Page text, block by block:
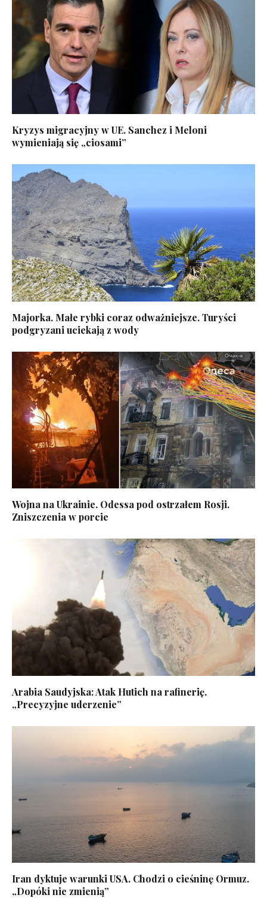
Kryzys migracyjny w UE. Sanchez i Meloni
wymieniają się „ciosami”
Majorka. Małe rybki coraz odważniejsze. Turyści
podgryzani uciekają z wody
Wojna na Ukrainie. Odessa pod ostrzałem Rosji.
Zniszczenia w porcie
Arabia Saudyjska: Atak Hutich na rafinerię.
„Precyzyjne uderzenie”
Iran dyktuje warunki USA. Chodzi o cieśninę Ormuz.
„Dopóki nie zmienią”